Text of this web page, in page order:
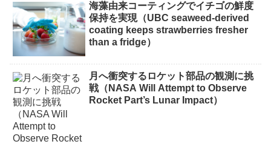
海藻由来コーティングでイチゴの鮮度
保持を実現（UBC seaweed-derived
coating keeps strawberries fresher
than a fridge）
月へ衝突するロケット部品の観測に挑
戦（NASA Will Attempt to Observe
Rocket Part’s Lunar Impact）